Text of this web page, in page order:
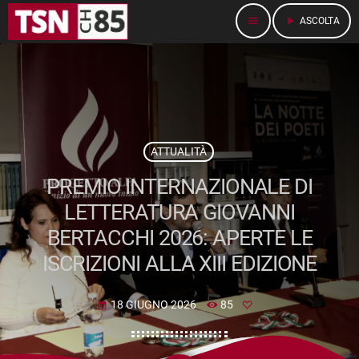
menu play_arrow ASCOLTA
ATTUALITÀ
PREMIO INTERNAZIONALE DI
LETTERATURA GIOVANNI
BERTACCHI 2026: APERTE LE
ISCRIZIONI ALLA XIII EDIZIONE
today 18 GIUGNO 2026 85